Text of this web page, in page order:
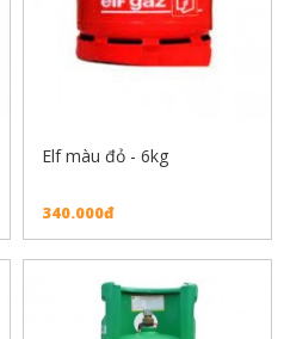
Elf màu đỏ - 6kg
340.000đ